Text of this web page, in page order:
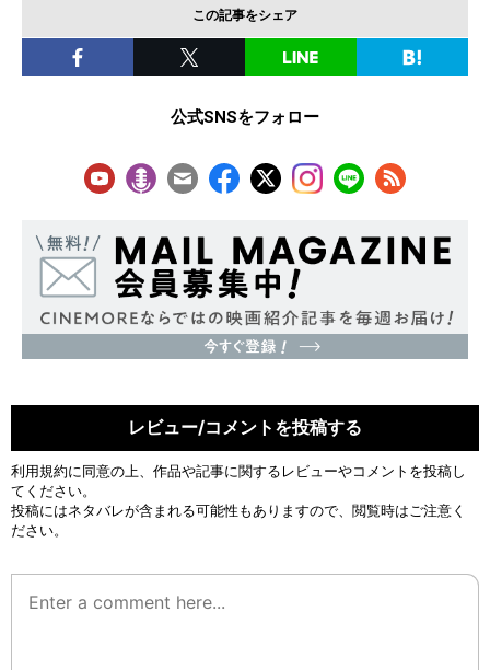
この記事をシェア
公式SNSをフォロー
レビュー/コメントを投稿する
利用規約に同意の上、作品や記事に関するレビューやコメントを投稿し
てください。
投稿にはネタバレが含まれる可能性もありますので、閲覧時はご注意く
ださい。